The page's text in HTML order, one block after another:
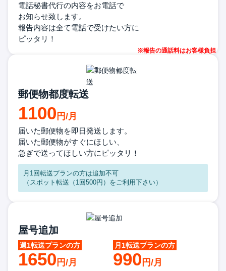
電話秘書代行の内容をお電話で
お知らせ致します。
報告内容は全て電話で受けたい方に
ピッタリ！
郵便物都度転送
1100
届いた郵便物を即日発送します。
届いた郵便物がすぐにほしい、
急ぎで送ってほしい方にピッタリ！
月1回転送プランの方は追加不可
（スポット転送（1回500円）をご利用下さい）
屋号追加
1650 990